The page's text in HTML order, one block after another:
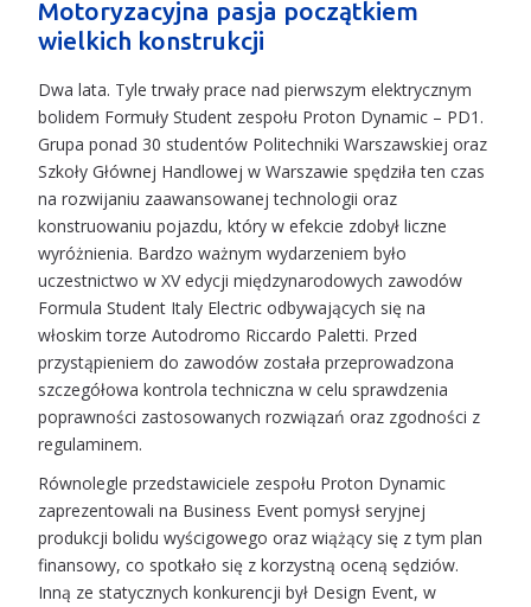
Motoryzacyjna pasja początkiem
wielkich konstrukcji
Dwa lata. Tyle trwały prace nad pierwszym elektrycznym
bolidem Formuły Student zespołu Proton Dynamic – PD1.
Grupa ponad 30 studentów Politechniki Warszawskiej oraz
Szkoły Głównej Handlowej w Warszawie spędziła ten czas
na rozwijaniu zaawansowanej technologii oraz
konstruowaniu pojazdu, który w efekcie zdobył liczne
wyróżnienia. Bardzo ważnym wydarzeniem było
uczestnictwo w XV edycji międzynarodowych zawodów
Formula Student Italy Electric odbywających się na
włoskim torze Autodromo Riccardo Paletti. Przed
przystąpieniem do zawodów została przeprowadzona
szczegółowa kontrola techniczna w celu sprawdzenia
poprawności zastosowanych rozwiązań oraz zgodności z
regulaminem.
Równolegle przedstawiciele zespołu Proton Dynamic
zaprezentowali na Business Event pomysł seryjnej
produkcji bolidu wyścigowego oraz wiążący się z tym plan
finansowy, co spotkało się z korzystną oceną sędziów.
Inną ze statycznych konkurencji był Design Event, w